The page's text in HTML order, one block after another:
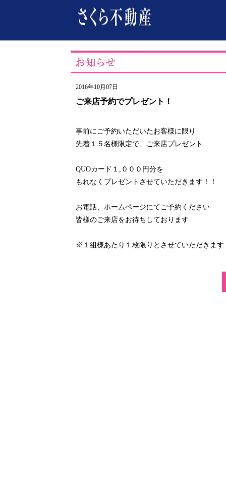
2016年10月07日
ご来店予約でプレゼント！
事前にご予約いただいたお客様に限り
先着１５名様限定で、ご来店プレゼント
QUOカード１,０００円分を
もれなくプレゼントさせていただきます！！
お電話、ホームページにてご予約ください
皆様のご来店をお待ちしております
※１組様あたり１枚限りとさせていただきます